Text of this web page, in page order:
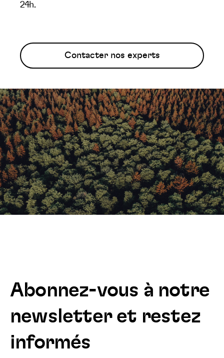
24h.
Contacter nos experts
Abonnez-vous à notre
newsletter et restez
informés